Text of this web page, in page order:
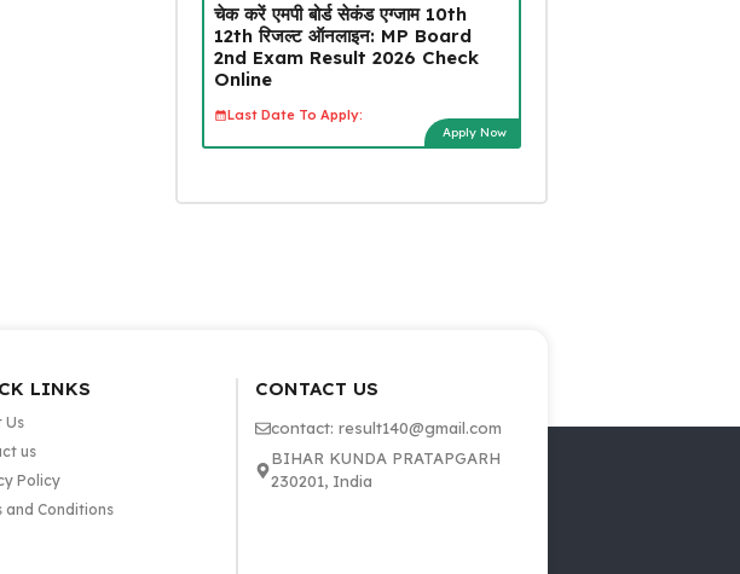
चेक करें एमपी बोर्ड सेकंड एग्जाम 10th
12th रिजल्ट ऑनलाइन: MP Board
2nd Exam Result 2026 Check
Online
Last Date To Apply:
Apply Now
LINKS
Us
us
Policy
and Conditions
CONTACT US
contact: result140@gmail.com
BIHAR KUNDA PRATAPGARH
230201, India